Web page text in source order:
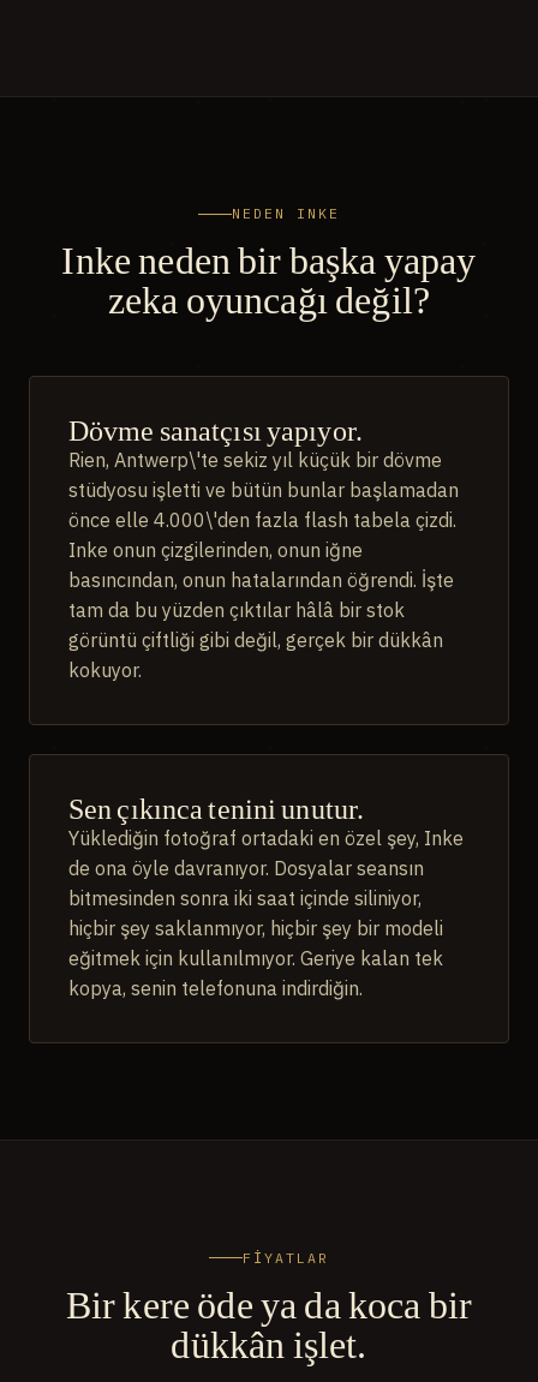
NEDEN INKE
Inke neden bir başka yapay
zeka oyuncağı değil?
Dövme sanatçısı yapıyor.
Rien, Antwerp\'te sekiz yıl küçük bir dövme
stüdyosu işletti ve bütün bunlar başlamadan
önce elle 4.000\'den fazla flash tabela çizdi.
Inke onun çizgilerinden, onun iğne
basıncından, onun hatalarından öğrendi. İşte
tam da bu yüzden çıktılar hâlâ bir stok
görüntü çiftliği gibi değil, gerçek bir dükkân
kokuyor.
Sen çıkınca tenini unutur.
Yüklediğin fotoğraf ortadaki en özel şey, Inke
de ona öyle davranıyor. Dosyalar seansın
bitmesinden sonra iki saat içinde siliniyor,
hiçbir şey saklanmıyor, hiçbir şey bir modeli
eğitmek için kullanılmıyor. Geriye kalan tek
kopya, senin telefonuna indirdiğin.
FİYATLAR
Bir kere öde ya da koca bir
dükkân işlet.